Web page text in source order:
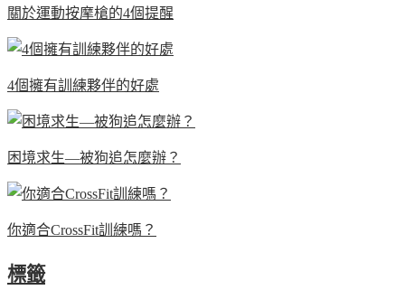
關於運動按摩槍的4個提醒
4個擁有訓練夥伴的好處
困境求生—被狗追怎麼辦？
你適合CrossFit訓練嗎？
標籤